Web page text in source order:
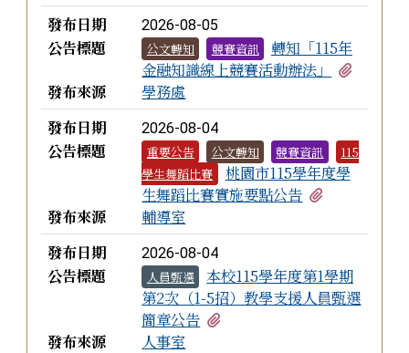
發布日期
2026-08-05
公告標題 公文轉知 競賽資訊
轉知「115年
金融知識線上競賽活動辦法」
發布來源
學務處
發布日期
2026-08-04
公告標題 重要公告 公文轉知 競賽資訊
115
學生舞蹈比賽
桃園市115學年度學
生舞蹈比賽實施要點公告
發布來源
輔導室
發布日期
2026-08-04
公告標題 人員甄選
本校115學年度第1學期
第2次（1-5招）教學支援人員甄選
簡章公告
發布來源
人事室